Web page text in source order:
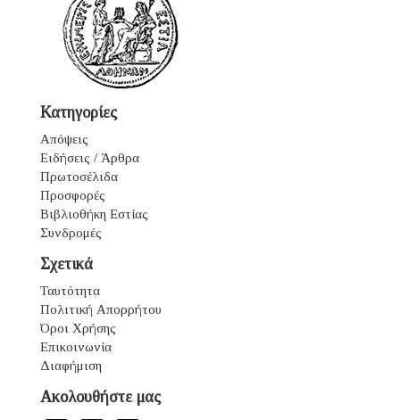
Κατηγορίες
Απόψεις
Ειδήσεις / Άρθρα
Πρωτοσέλιδα
Προσφορές
Βιβλιοθήκη Εστίας
Συνδρομές
Σχετικά
Ταυτότητα
Πολιτική Απορρήτου
Όροι Χρήσης
Επικοινωνία
Διαφήμιση
Ακολουθήστε μας